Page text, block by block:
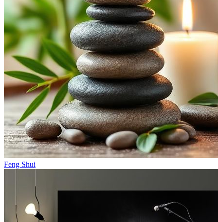
Feng Shui